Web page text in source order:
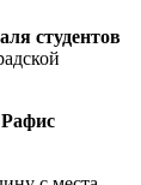
студентов
Рафис